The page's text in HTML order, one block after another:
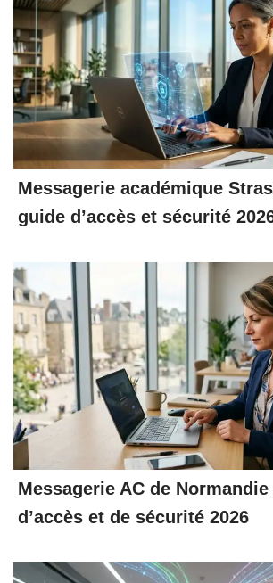
Messagerie académique
guide d’accès et sécurité
Messagerie AC de
d’accès et de sécurité 2026